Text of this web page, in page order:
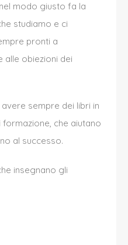
modo giusto fa la
studiamo e ci
pronti a
alle obiezioni dei
sempre dei libri in
che aiutano
al successo.
insegnano gli